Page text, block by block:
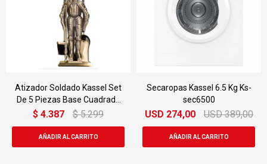
Atizador Soldado Kassel Set
De 5 Piezas Base Cuadrada
Ag212
$ 4.387 $ 5.299
Secaropas Kassel 6.5 Kg Ks-
sec6500
USD 274,00 USD 389,00